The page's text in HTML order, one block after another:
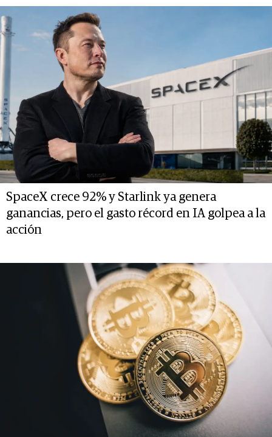
SpaceX crece 92% y Starlink ya genera
ganancias, pero el gasto récord en IA golpea a la
acción